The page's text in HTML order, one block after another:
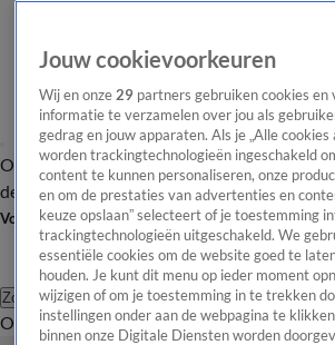
OverzichtAfleveringen Entertainment
de redactieNieuwsbrief
Volg Shownieuws
Zoeken
OverzichtEntertainmentSpraakmakend
Jouw cookievoorkeuren
Wij en onze 29 partners gebruiken cookies
informatie te verzamelen over jou als
gedrag en jouw apparaten. Als je „Alle
worden trackingtechnologieën ingeschakeld
content te kunnen personaliseren, onze
en om de prestaties van advertenties en
keuze opslaan” selecteert of je toestemming
trackingtechnologieën uitgeschakeld. We
essentiële cookies om de website goed te
houden. Je kunt dit menu op ieder moment
wijzigen of om je toestemming in te trekken
instellingen onder aan de webpagina te
binnen onze Digitale Diensten worden